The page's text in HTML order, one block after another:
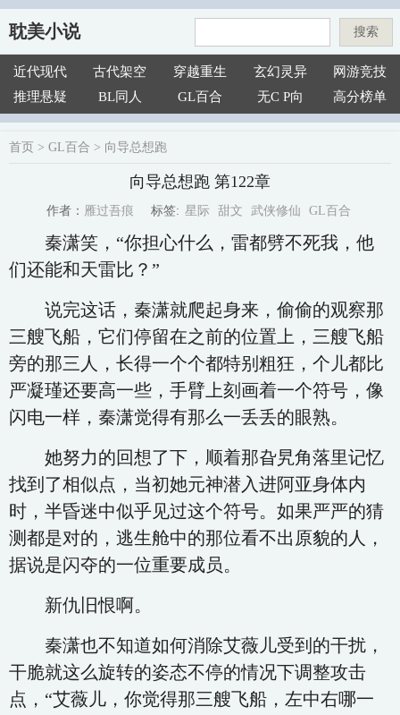
耽美小说 搜索
近代现代 古代架空 穿越重生 玄幻灵异
网游竞技
推理悬疑
BL同人 GL百合 无C P向 高分榜单
首页 > GL百合 > 向导总想跑
向导总想跑 第122章
作者： 雁过吾痕 标签: 星际 甜文 武侠修仙 GL百合
秦潇笑，“你担心什么，雷都劈不死我，他
们还能和天雷比？”
说完这话，秦潇就爬起身来，偷偷的观察那
三艘飞船，它们停留在之前的位置上，三艘飞船
旁的那三人，长得一个个都特别粗狂，个儿都比
严凝瑾还要高一些，手臂上刻画着一个符号，像
闪电一样，秦潇觉得有那么一丢丢的眼熟。
她努力的回想了下，顺着那旮旯角落里记忆
找到了相似点，当初她元神潜入进阿亚身体内
时，半昏迷中似乎见过这个符号。如果严严的猜
测都是对的，逃生舱中的那位看不出原貌的人，
据说是闪夺的一位重要成员。
新仇旧恨啊。
秦潇也不知道如何消除艾薇儿受到的干扰，
干脆就这么旋转的姿态不停的情况下调整攻击
点，“艾薇儿，你觉得那三艘飞船，左中右哪一